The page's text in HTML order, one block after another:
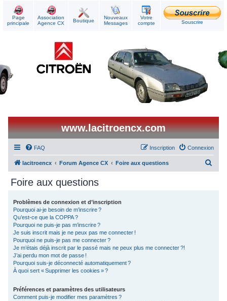
Page
principale
Association
Agence CX
Boutique
Nouveaux
Messages
Votre
compte
Souscrire
www.lacitroencx.com
FAQ Connexion
Inscription
lacitroencx Forum Agence CX Foire aux questions
Foire aux questions
Problèmes de connexion et d’inscription
Pourquoi ai-je besoin de m’inscrire ?
Qu’est-ce que la COPPA ?
Pourquoi ne puis-je pas m’inscrire ?
Je suis inscrit mais je ne peux pas me connecter !
Pourquoi ne puis-je pas me connecter ?
Je m’étais déjà inscrit par le passé mais ne peux plus me connecter ?!
J’ai perdu mon mot de passe !
Pourquoi suis-je déconnecté automatiquement ?
À quoi sert « Supprimer les cookies » ?
Préférences et paramètres des utilisateurs
Comment puis-je modifier mes paramètres ?